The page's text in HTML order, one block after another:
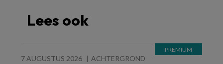
Lees ook
7 AUGUSTUS 2026 ACHTERGROND